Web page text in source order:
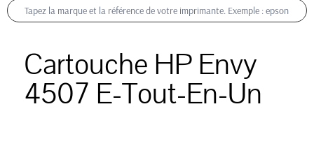
Cartouche HP Envy
4507 E-Tout-En-Un